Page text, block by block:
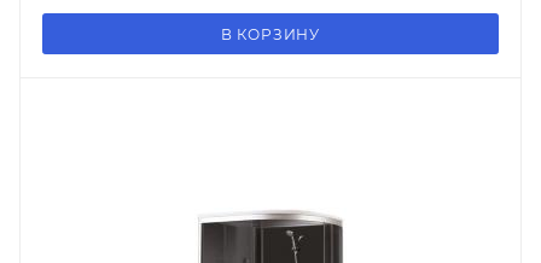
В КОРЗИНУ